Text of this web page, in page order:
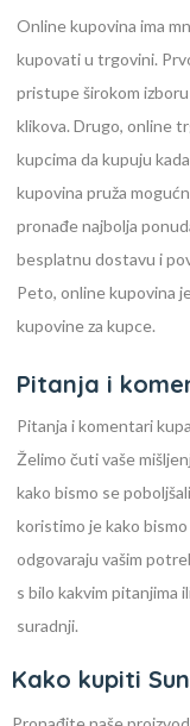
Online kupovina ima
kupovati u trgovini.
pristupe širokom
klikova. Drugo, online
kupcima da kupuju
kupovina pruža
pronađe najbolja
besplatnu dostavu i
Peto, online kupovina
kupovine za kupce.
Pitanja i
Pitanja i komentari
Želimo čuti vaše
kako bismo se
koristimo je kako
odgovaraju vašim
s bilo kakvim pitanjima
suradnji.
Kako kupiti